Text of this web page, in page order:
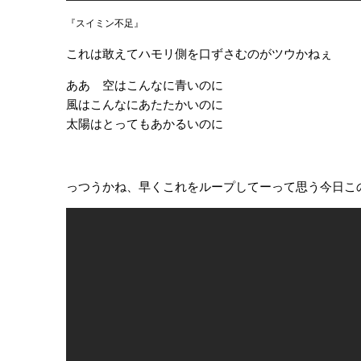
『スイミン不足』
これは敢えてハモリ側を口ずさむのがツウかねぇ
ああ 空はこんなに青いのに
風はこんなにあたたかいのに
太陽はとってもあかるいのに
っつうかね、早くこれをループしてーって思う今日こ